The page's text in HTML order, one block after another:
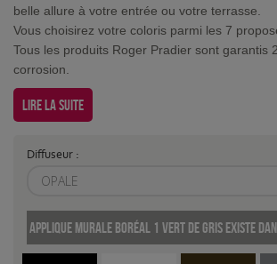
belle allure à votre entrée ou votre terrasse.
Vous choisirez votre coloris parmi les 7
Tous les produits Roger Pradier sont garantis
corrosion.
Lire la suite
Diffuseur :
OPALE
Applique murale Boréal 1 Vert de gris existe